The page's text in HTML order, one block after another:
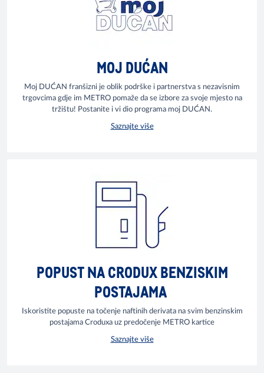
MOJ DUĆAN
Moj DUĆAN franšizni je oblik podrške i partnerstva s nezavisnim
trgovcima gdje im METRO pomaže da se izbore za svoje mjesto na
tržištu! Postanite i vi dio programa moj DUĆAN.
Saznajte više
POPUST NA CRODUX BENZISKIM
POSTAJAMA
Iskoristite popuste na točenje naftinih derivata na svim benzinskim
postajama Croduxa uz predočenje METRO kartice
Saznajte više